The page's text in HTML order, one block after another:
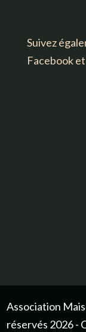
Suivez
Facebook
Association
réservés 2026 -